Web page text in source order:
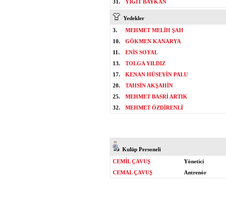
31.
YİĞİT BAYKAN
Yedekler
3.
MEHMET MELİH ŞAH
10.
GÖKMEN KANARYA
11.
ENİS SOYAL
13.
TOLGA YILDIZ
17.
KENAN HÜSEYİN PALU
20.
TAHSİN AKŞAHİN
25.
MEHMET BASRİ ARTIK
32.
MEHMET ÖZDİRENLİ
Kulüp Personeli
CEMİL ÇAVUŞ
Yönetici
CEMAL ÇAVUŞ
Antrenör